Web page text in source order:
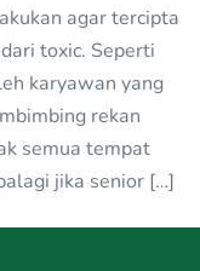
agar tercipta
toxic. Seperti
karyawan yang
rekan
semua tempat
jika senior […]